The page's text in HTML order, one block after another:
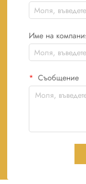
Име на
Съобщение